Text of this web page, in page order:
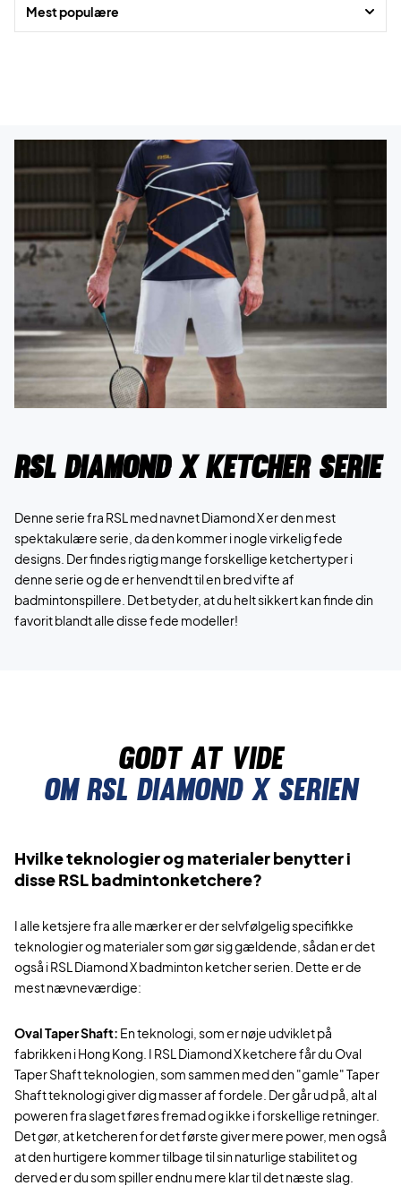
Mest populære
RSL Diamond X ketcher serie
Denne serie fra RSL med navnet Diamond X er den mest
spektakulære serie, da den kommer i nogle virkelig fede
designs. Der findes rigtig mange forskellige ketchertyper i
denne serie og de er henvendt til en bred vifte af
badmintonspillere. Det betyder, at du helt sikkert kan finde din
favorit blandt alle disse fede modeller!
Godt at vide
Om Rsl diamond x serien
Hvilke teknologier og materialer benytter i
disse RSL badmintonketchere?
I alle ketsjere fra alle mærker er der selvfølgelig specifikke
teknologier og materialer som gør sig gældende, sådan er det
også i RSL Diamond X badminton ketcher serien. Dette er de
mest nævneværdige:
Oval Taper Shaft: En teknologi, som er nøje udviklet på
fabrikken i Hong Kong. I RSL Diamond X ketchere får du Oval
Taper Shaft teknologien, som sammen med den "gamle" Taper
Shaft teknologi giver dig masser af fordele. Der går ud på, alt al
poweren fra slaget føres fremad og ikke i forskellige retninger.
Det gør, at ketcheren for det første giver mere power, men også
at den hurtigere kommer tilbage til sin naturlige stabilitet og
derved er du som spiller endnu mere klar til det næste slag.